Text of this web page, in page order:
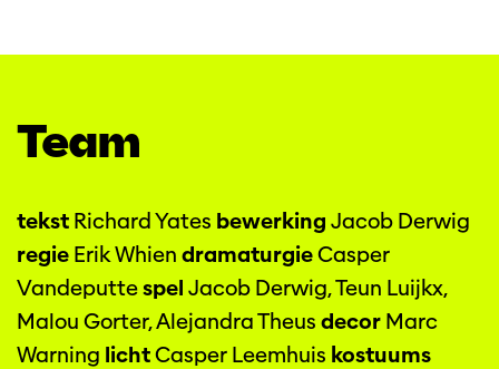
Team
tekst Richard Yates bewerking Jacob Derwig
regie Erik Whien dramaturgieCasper
Vandeputtespel Jacob Derwig, Teun Luijkx,
Malou Gorter, Alejandra Theus decor Marc
Warning lichtCasper Leemhuis kostuums